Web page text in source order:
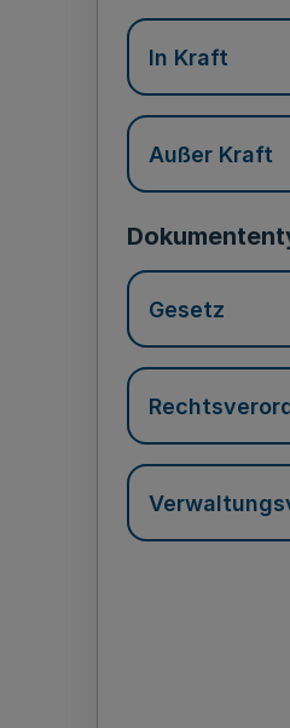
In Kraft
Außer Kraft
Gesetz